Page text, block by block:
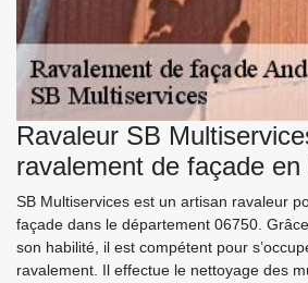
Ravaleur SB
ravalement de façade en
SB Multiservices est un artisan ravaleur
façade dans le département 06750.
son habilité, il est compétent pour
ravalement. Il effectue le nettoyage des